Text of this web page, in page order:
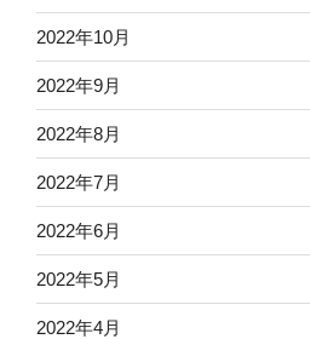
2022年10月
2022年9月
2022年8月
2022年7月
2022年6月
2022年5月
2022年4月